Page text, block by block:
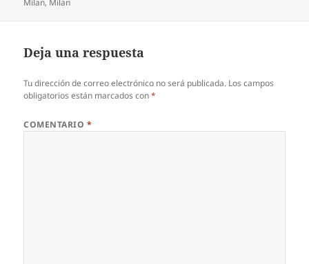
Deja una respuesta
Tu dirección de correo electrónico no será publicada. Los campos
obligatorios están marcados con*
COMENTARIO *